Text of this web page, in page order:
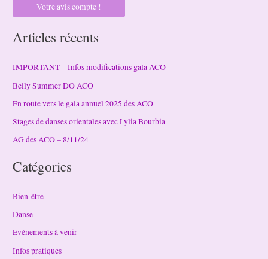
Votre avis compte !
Articles récents
IMPORTANT – Infos modifications gala ACO
Belly Summer DO ACO
En route vers le gala annuel 2025 des ACO
Stages de danses orientales avec Lylia Bourbia
AG des ACO – 8/11/24
Catégories
Bien-être
Danse
Evénements à venir
Infos pratiques